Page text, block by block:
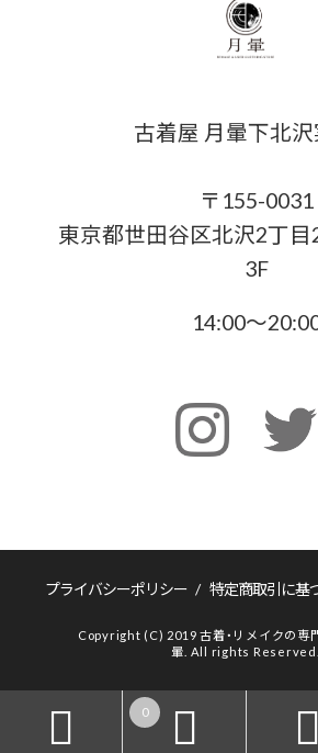
古着屋 月暈下北
〒155-0031
東京都世田谷区北沢2丁目
3F
14:00〜
プライバシーポリシー / 特定商取引に基
Copyright (C) 2019 古着・リメイクの
暈. All rights Reserved.
 0  